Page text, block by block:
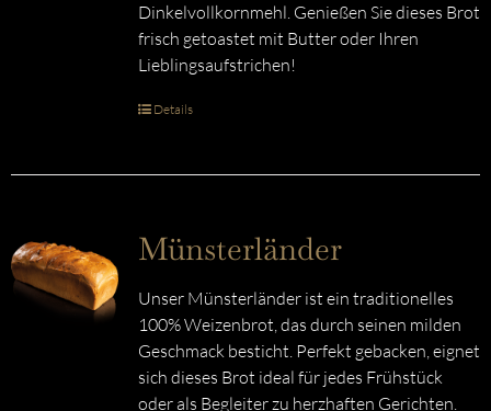
Dinkelvollkornmehl. Genießen Sie dieses Brot
frisch getoastet mit Butter oder Ihren
Lieblingsaufstrichen!
Details
Münsterländer
Unser Münsterländer ist ein traditionelles
100% Weizenbrot, das durch seinen milden
Geschmack besticht. Perfekt gebacken, eignet
sich dieses Brot ideal für jedes Frühstück
oder als Begleiter zu herzhaften Gerichten.